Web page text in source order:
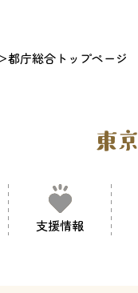
都庁総合トップページ
支援情報